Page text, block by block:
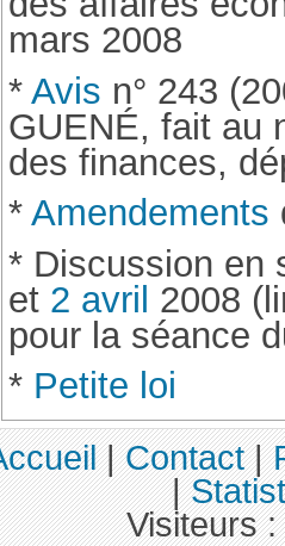
mars 2008
* Avis n° 243
GUENÉ, fait au
des finances,
* Amendements
* Discussion en
et 2 avril 2008
pour la séance
* Petite loi
|Contact|
|
Visiteurs :